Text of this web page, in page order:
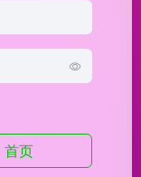
首页